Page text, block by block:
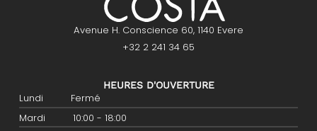
Avenue H. Conscience 60, 1140 Evere
+32 2 241 34 65
HEURES D'OUVERTURE
Lundi
Fermé
Mardi
10:00 - 18:00